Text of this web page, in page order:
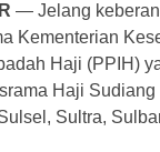
— Jelang
Kementerian
Haji (PPIH)
Haji
Sultra,